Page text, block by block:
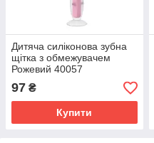
Дитяча силіконова зубна
щітка з обмежувачем
Рожевий 40057
97 ₴
Купити